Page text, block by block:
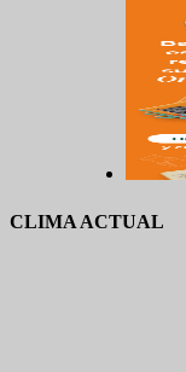
CLIMA ACTUAL